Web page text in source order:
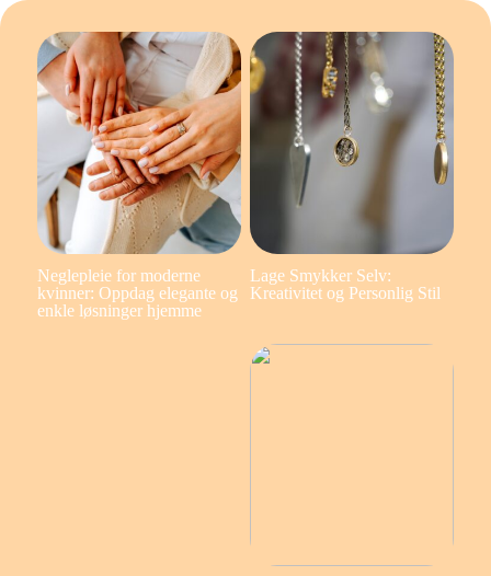
Neglepleie for moderne
kvinner: Oppdag elegante og
enkle løsninger hjemme
Lage Smykker Selv:
Kreativitet og Personlig Stil